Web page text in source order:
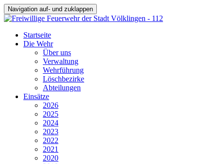
Navigation auf- und zuklappen
Startseite
Die Wehr
Über uns
Verwaltung
Wehrführung
Löschbezirke
Abteilungen
Einsätze
2026
2025
2024
2023
2022
2021
2020